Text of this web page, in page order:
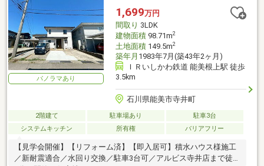
パノラマあり
1,699万円
間取り 3LDK
建物面積98.71m2
土地面積149.5m2
築年月 1983年7月(築43年2ヶ月)
ＩＲいしかわ鉄道 能美根上駅 徒歩
3.5km
石川県能美市寺井町
2階建て 駐車場あり
駐車3台
システムキッチン
所有権 バリアフリー
【見学会開催】【リフォーム済】【即入居可】積水ハウス様施工
／新耐震適合／水回り交換／駐車3台可／アルビス寺井店まで徒歩